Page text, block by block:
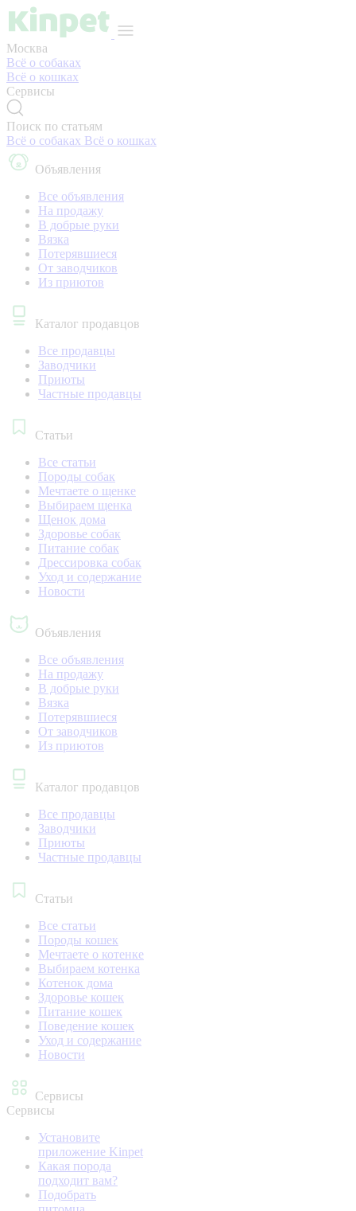
Москва
Всё о собаках
Всё о кошках
Сервисы
Поиск по статьям
Всё о собаках Всё о кошках
Объявления
Все объявления
На продажу
В добрые руки
Вязка
Потерявшиеся
От заводчиков
Из приютов
Каталог продавцов
Все продавцы
Заводчики
Приюты
Частные продавцы
Статьи
Все статьи
Породы собак
Мечтаете о щенке
Выбираем щенка
Щенок дома
Здоровье собак
Питание собак
Дрессировка собак
Уход и содержание
Новости
Объявления
Все объявления
На продажу
В добрые руки
Вязка
Потерявшиеся
От заводчиков
Из приютов
Каталог продавцов
Все продавцы
Заводчики
Приюты
Частные продавцы
Статьи
Все статьи
Породы кошек
Мечтаете о котенке
Выбираем котенка
Котенок дома
Здоровье кошек
Питание кошек
Поведение кошек
Уход и содержание
Новости
Сервисы
Сервисы
Установите
приложение Kinpet
Какая порода
подходит вам?
Подобрать